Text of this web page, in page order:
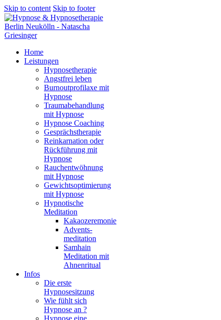
Skip to content Skip to footer
Home
Leistungen
Hypnosetherapie
Angstfrei leben
Burnoutprofilaxe mit
Hypnose
Traumabehandlung
mit Hypnose
Hypnose Coaching
Gesprächstherapie
Reinkarnation oder
Rückführung mit
Hypnose
Rauchentwöhnung
mit Hypnose
Gewichtsoptimierung
mit Hypnose
Hypnotische
Meditation
Kakaozeremonie
Advents-
meditation
Samhain
Meditation mit
Ahnenritual
Infos
Die erste
Hypnosesitzung
Wie fühlt sich
Hypnose an ?
Hypnose eine